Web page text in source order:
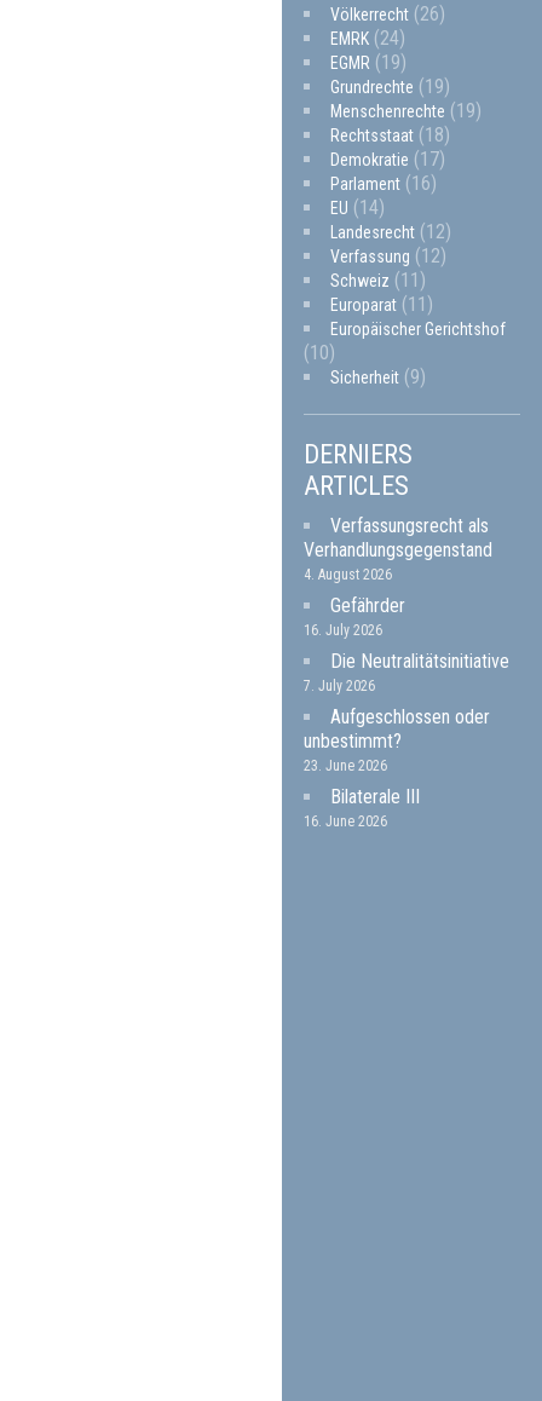
Völkerrecht (26)
EMRK (24)
EGMR (19)
Grundrechte (19)
Menschenrechte (19)
Rechtsstaat (18)
Demokratie (17)
Parlament (16)
EU (14)
Landesrecht (12)
Verfassung (12)
Schweiz (11)
Europarat (11)
Europäischer Gerichtshof
(10)
Sicherheit (9)
DERNIERS
ARTICLES
Verfassungsrecht als
Verhandlungsgegenstand
4. August 2026
Gefährder
16. July 2026
Die Neutralitätsinitiative
7. July 2026
Aufgeschlossen oder
unbestimmt?
23. June 2026
Bilaterale III
16. June 2026